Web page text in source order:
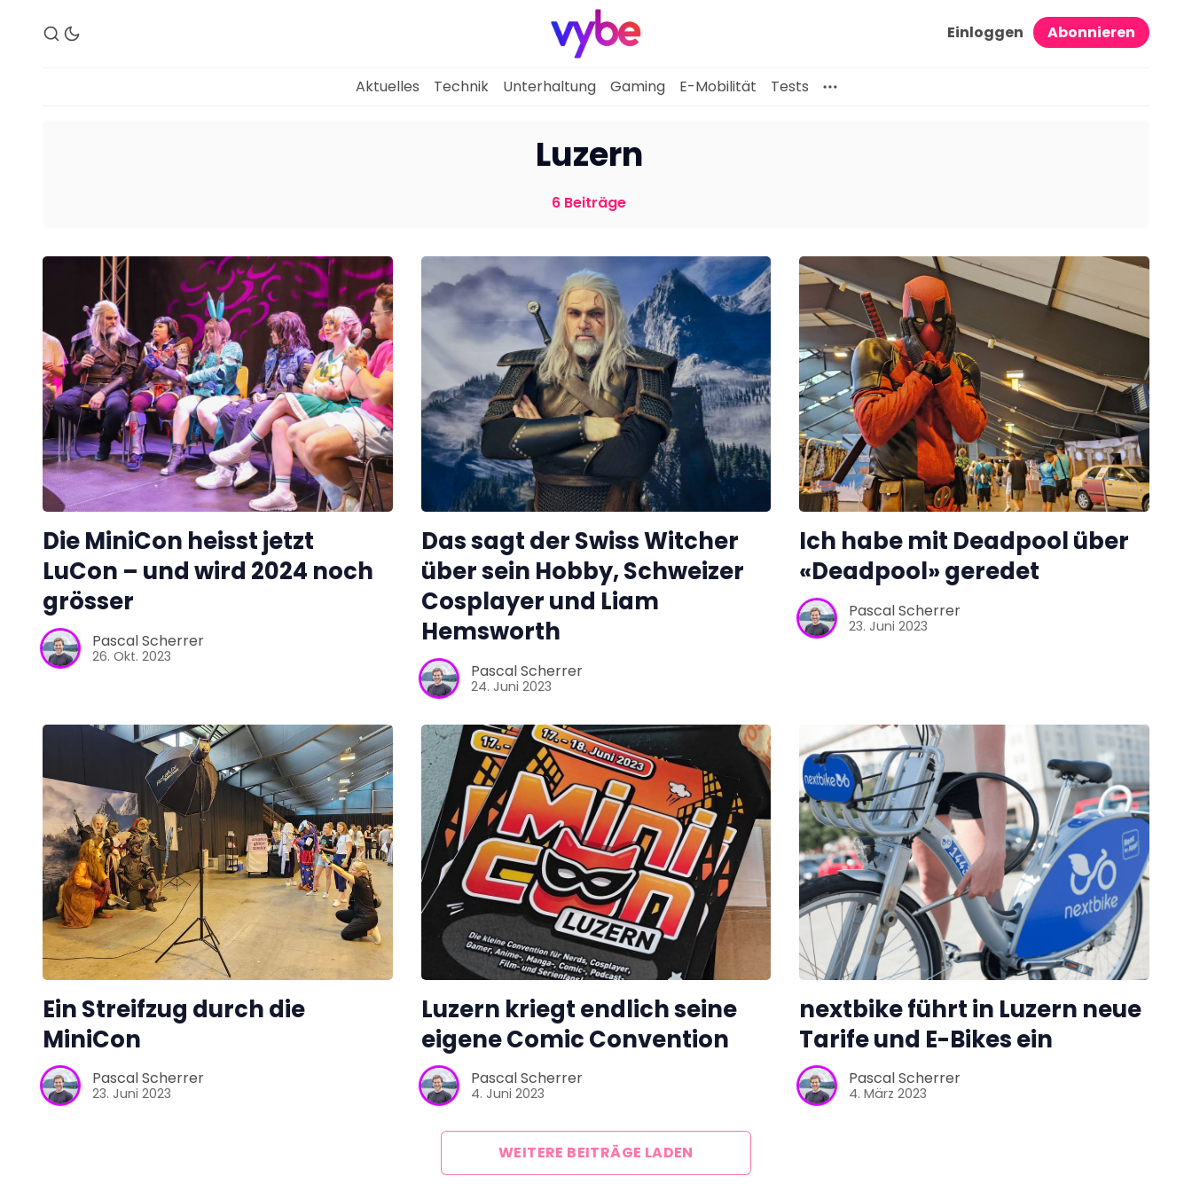
Gaming
E-Mobilität
Tests
Über uns
Team
Zusammenarbeit
Impressum
Einloggen Abonnieren
Aktuelles Technik Unterhaltung Gaming E-Mobilität Tests
Luzern
6 Beiträge
Die MiniCon heisst jetzt
LuCon – und wird 2024 noch
grösser
Pascal Scherrer
26. Okt. 2023
Das sagt der Swiss Witcher
über sein Hobby, Schweizer
Cosplayer und Liam
Hemsworth
Pascal Scherrer
24. Juni 2023
Ich habe mit Deadpool über
«Deadpool» geredet
Pascal Scherrer
23. Juni 2023
Ein Streifzug durch die
MiniCon
Pascal Scherrer
23. Juni 2023
Luzern kriegt endlich seine
eigene Comic Convention
Pascal Scherrer
4. Juni 2023
nextbike führt in Luzern neue
Tarife und E-Bikes ein
Pascal Scherrer
4. März 2023
WEITERE BEITRÄGE LADEN